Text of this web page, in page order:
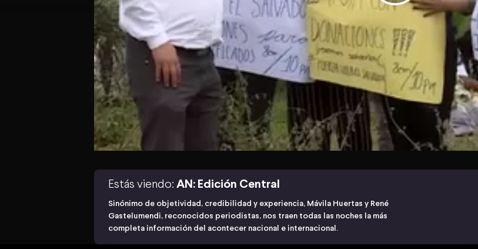
Estás viendo: AN: Edición Central
Sinónimo de objetividad, credibilidad y experiencia, Mávila Huertas y René
Gastelumendi, reconocidos periodistas, nos traen todas las noches la más
completa información del acontecer nacional e internacional.